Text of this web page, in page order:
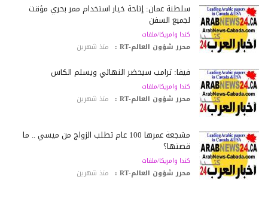
سلطنة عمان: إتاحة خيار استخدام ممر بحري مؤقت
لجميع السفن
كندا وامريكا/ملفات
محرر شؤون العالم-RT : منذ شهرين
فيفا: ترامب سيحضر النهائي ويسلّم الكأس
كندا وامريكا/ملفات
محرر شؤون العالم-RT : منذ شهرين
مشجعة عمرها 100 عام تطلب الزواج من ميسي .. ما
قصتها؟
كندا وامريكا/ملفات
محرر شؤون العالم-RT : منذ شهرين